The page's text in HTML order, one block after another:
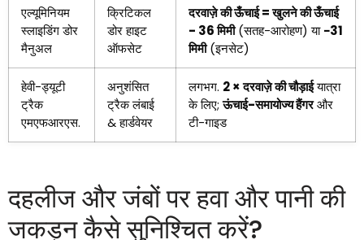
एल्यूमिनियम
स्लाइडिंग डोर
मैनुअल
क्रिटिकल
डोर हाइट
ऑफसेट
दरवाज़े की ऊँचाई = खुलने की ऊँचाई
- 36 मिमी(सतह-आरोहण) या−31
मिमी(इनसेट)
हेवी-ड्यूटी
ट्रैक
एमएफआरएस.
अनुशंसित
ट्रैक लंबाई
& हार्डवेयर
लगभग. 2 × दरवाज़े की चौड़ाईयात्रा
के लिए;ऊंचाई-समायोज्य हैंगरऔर
टी-गाइड
दहलीज और जंबों पर हवा और पानी की
जकड़न कैसे सुनिश्चित करें?